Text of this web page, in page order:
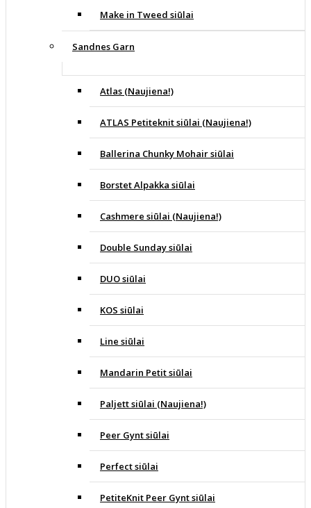
Make in Tweed siūlai
Sandnes Garn
Atlas (Naujiena!)
ATLAS Petiteknit siūlai (Naujiena!)
Ballerina Chunky Mohair siūlai
Borstet Alpakka siūlai
Cashmere siūlai (Naujiena!)
Double Sunday siūlai
DUO siūlai
KOS siūlai
Line siūlai
Mandarin Petit siūlai
Paljett siūlai (Naujiena!)
Peer Gynt siūlai
Perfect siūlai
PetiteKnit Peer Gynt siūlai